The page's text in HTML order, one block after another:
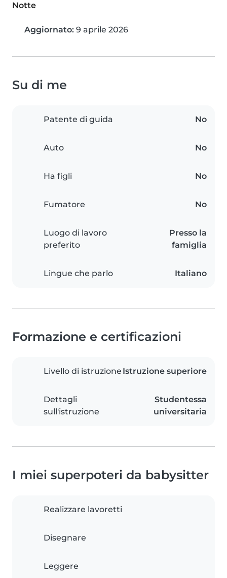
Notte
Aggiornato: 9 aprile 2026
Su di me
Patente di guida No
Auto No
Ha figli No
Fumatore No
Luogo di lavoro
preferito
Presso la
famiglia
Lingue che parlo Italiano
Formazione e certificazioni
Livello di istruzione Istruzione superiore
Dettagli
sull'istruzione
Studentessa
universitaria
I miei superpoteri da babysitter
Realizzare lavoretti
Disegnare
Leggere